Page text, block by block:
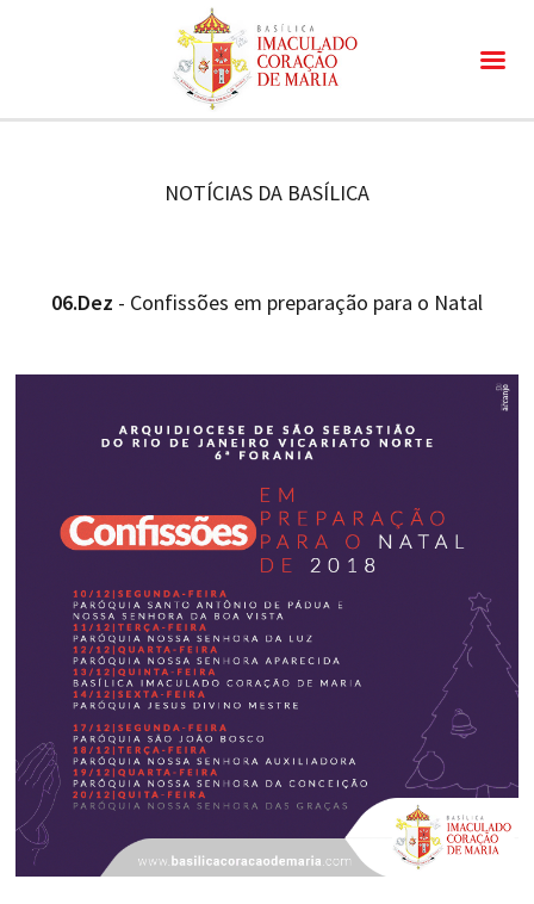
NOTÍCIAS DA BASÍLICA
06.Dez - Confissões em preparação para o Natal